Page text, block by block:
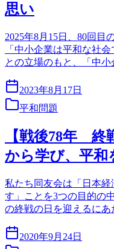
思い
2025年8月15日、80回目
「中小企業は平和な社
との立場のもと、「中
2023年8月17日
平和問題
【戦後78年 終
から学び、平和
私たち同友会は「日本
す」ことを3つの目的の
の終戦の日を迎えるに
2020年9月24日